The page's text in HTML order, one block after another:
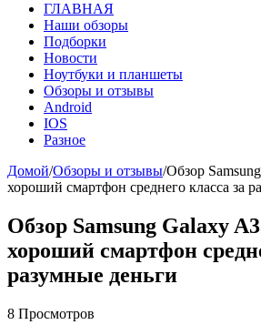
ГЛАВНАЯ
Наши обзоры
Подборки
Новости
Ноутбуки и планшеты
Обзоры и отзывы
Android
IOS
Разное
Домой/Обзоры и отзывы/Обзор
хороший смартфон среднего класса за
Обзор Samsung Galaxy
хороший смартфон
разумные деньги
8 Просмотров